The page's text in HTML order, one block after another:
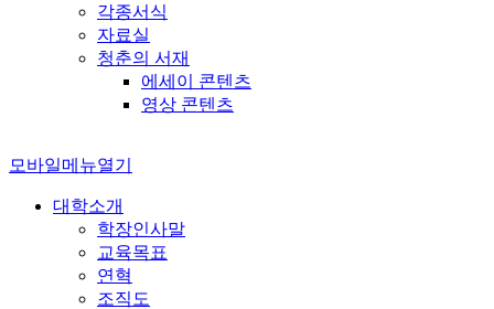
각종서식
자료실
청춘의 서재
에세이 콘텐츠
영상 콘텐츠
모바일메뉴열기
대학소개
학장인사말
교육목표
연혁
조직도